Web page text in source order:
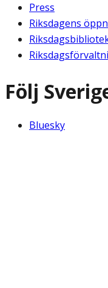
Press
Riksdagens
Följ
Bluesky